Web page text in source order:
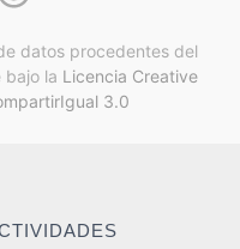
datos procedentes del
bajo la Licencia Creative
3.0